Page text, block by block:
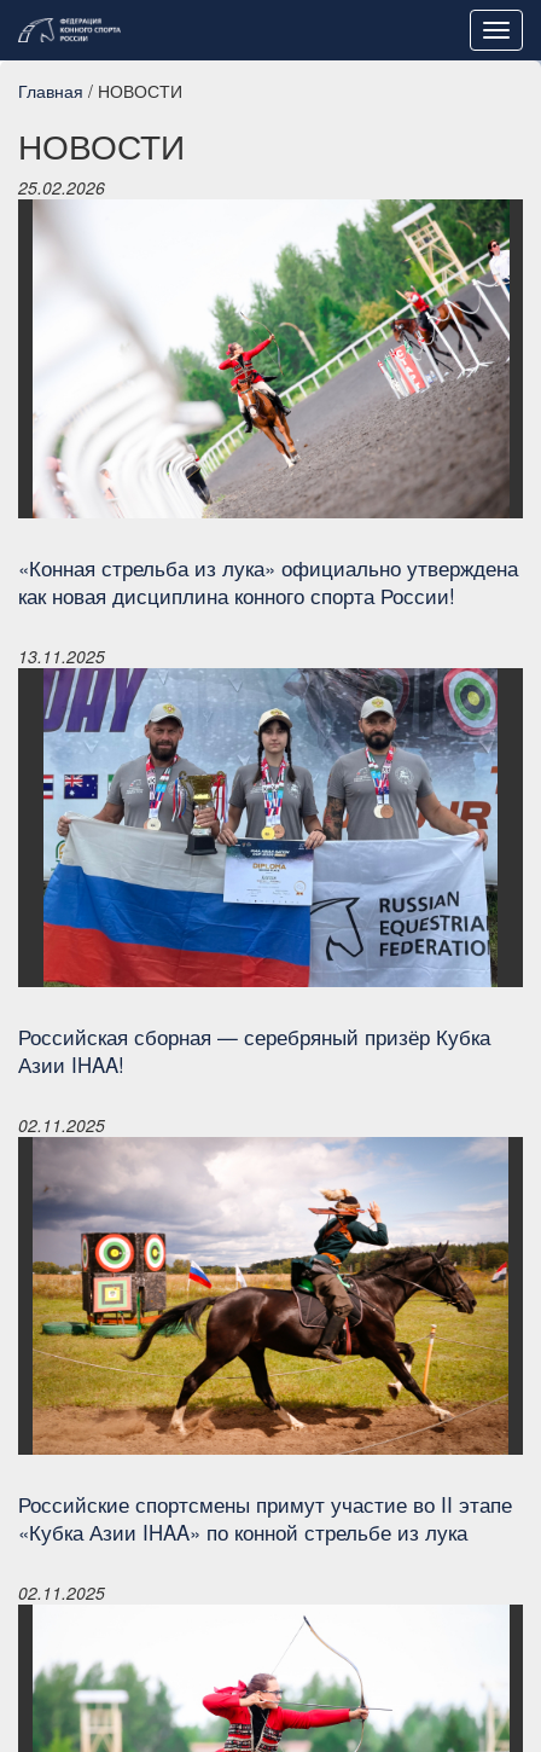
Главная / НОВОСТИ
НОВОСТИ
25.02.2026
«Конная стрельба из лука» официально утверждена
как новая дисциплина конного спорта России!
13.11.2025
Российская сборная — серебряный призёр Кубка
Азии IHAA!
02.11.2025
Российские спортсмены примут участие во II этапе
«Кубка Азии IHAA» по конной стрельбе из лука
02.11.2025